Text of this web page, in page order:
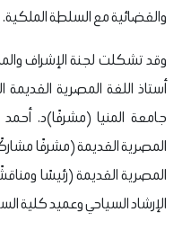
والقضائية مع السلطة الملكية.
وقد تشكلت لجنة الإشراف
أستاذ اللغة المصرية القديمة
جامعة المنيا (مشرفًا)د.
المصرية القديمة (مشرفًا
المصرية القديمة (رئيسًا
الإرشاد السياحي وعميد كلية